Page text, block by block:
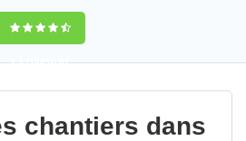
9,5(100%)87
votes
chantiers dans